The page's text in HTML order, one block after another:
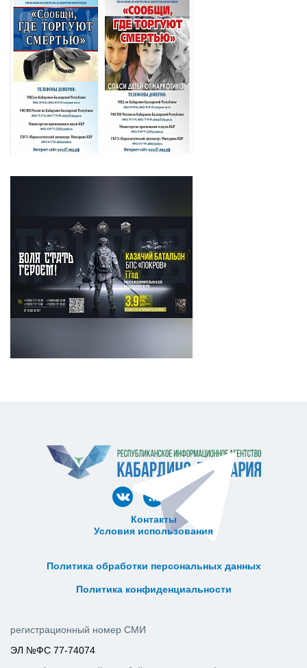
Контакты
Условия использования
Политика обработки персональных данных
Политика конфиденциальности
регистрационный номер СМИ
ЭЛ №ФС 77-74074